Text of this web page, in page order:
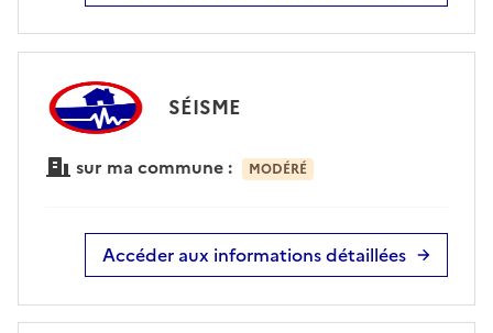
SÉISME
sur ma commune : MODÉRÉ
Accéder aux informations détaillées